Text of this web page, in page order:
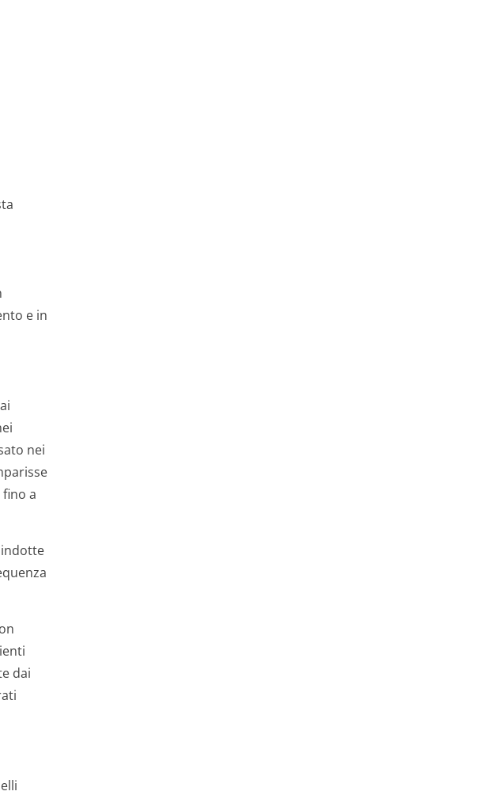
e in
nei
a
indotte
dai